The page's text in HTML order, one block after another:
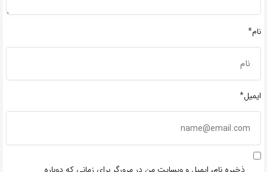
نام*
ایمیل*